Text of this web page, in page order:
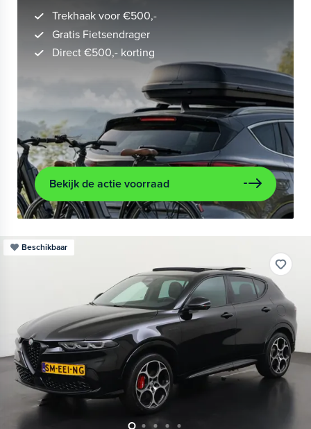
Trekhaak voor €500,-
Gratis Fietsendrager
Direct €500,- korting
Bekijk de actie voorraad
Beschikbaar